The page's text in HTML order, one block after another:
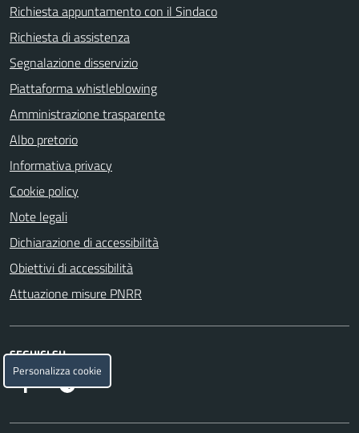
Richiesta appuntamento con il Sindaco
Richiesta di assistenza
Segnalazione disservizio
Piattaforma whistleblowing
Amministrazione trasparente
Albo pretorio
Informativa privacy
Cookie policy
Note legali
Dichiarazione di accessibilità
Obiettivi di accessibilità
Attuazione misure PNRR
SEGUICI SU
FacebookTelegram
Personalizza cookie